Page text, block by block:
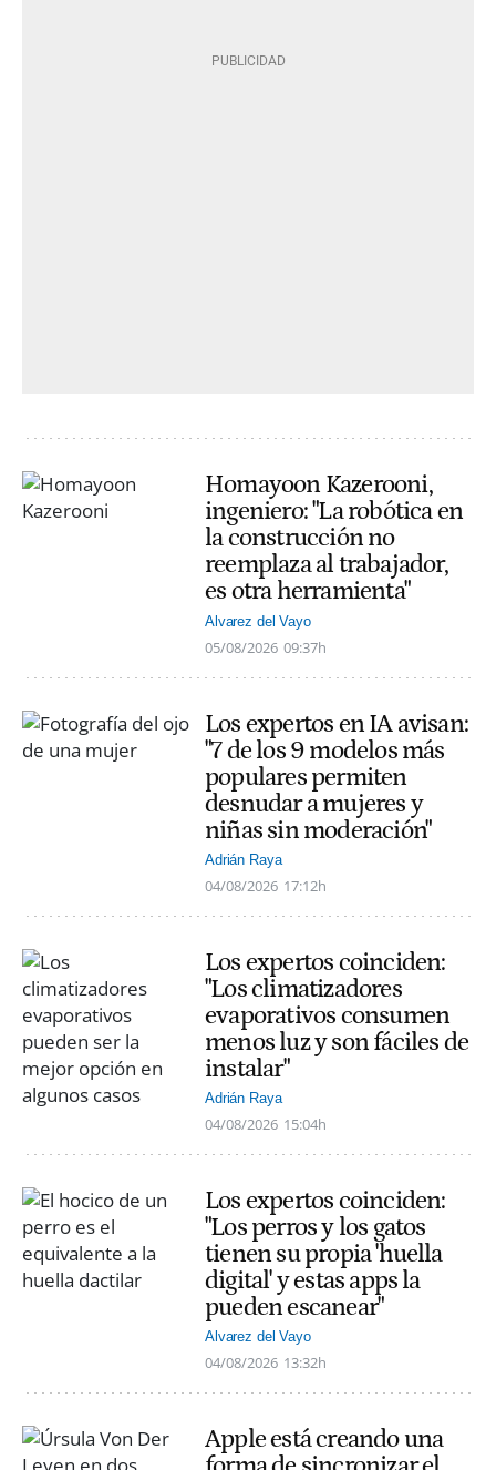
Homayoon Kazerooni,
ingeniero: "La robótica en
la construcción no
reemplaza al trabajador,
es otra herramienta"
Alvarez del Vayo
05/08/2026 09:37h
Los expertos en IA avisan:
"7 de los 9 modelos más
populares permiten
desnudar a mujeres y
niñas sin moderación"
Adrián Raya
04/08/2026 17:12h
Los expertos coinciden:
"Los climatizadores
evaporativos consumen
menos luz y son fáciles de
instalar"
Adrián Raya
04/08/2026 15:04h
Los expertos coinciden:
"Los perros y los gatos
tienen su propia 'huella
digital' y estas apps la
pueden escanear"
Alvarez del Vayo
04/08/2026 13:32h
Apple está creando una